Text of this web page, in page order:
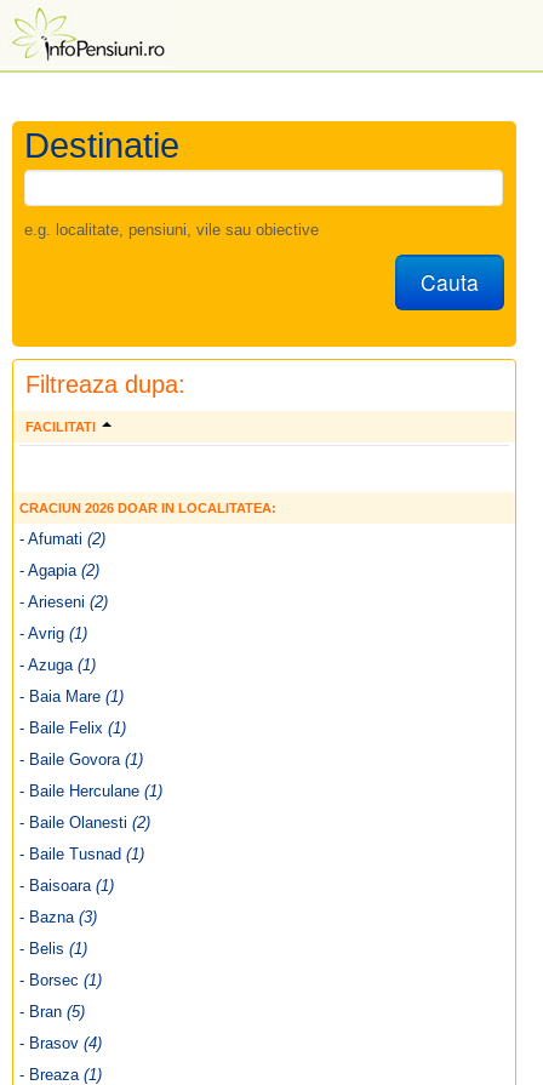
Destinatie
e.g. localitate, pensiuni, vile sau obiective
Cauta
Filtreaza dupa:
FACILITATI
CRACIUN 2026 DOAR IN LOCALITATEA:
- Afumati (2)
- Agapia (2)
- Arieseni (2)
- Avrig (1)
- Azuga (1)
- Baia Mare (1)
- Baile Felix (1)
- Baile Govora (1)
- Baile Herculane (1)
- Baile Olanesti (2)
- Baile Tusnad (1)
- Baisoara (1)
- Bazna (3)
- Belis (1)
- Borsec (1)
- Bran (5)
- Brasov (4)
- Breaza (1)